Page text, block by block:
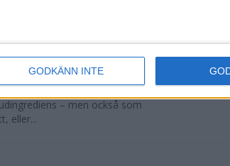
GODKÄNN INTE
t...
– men också som
eller...